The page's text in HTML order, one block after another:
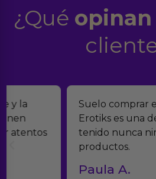
¿Qué opinan
Suelo comprar en tiendas
Erotiks es una de las que
tenido nunca ningún